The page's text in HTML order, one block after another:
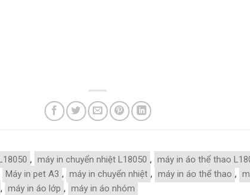
, máy in chuyển nhiệt L18050 , máy in áo thể thao
Máy in pet A3 , máy in chuyển nhiệt , máy in áo thể thao ,
, máy in áo lớp , máy in áo nhóm